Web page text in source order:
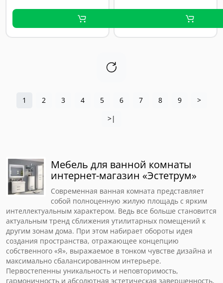
1 2 3 4 5 6 7 8 9
>
>|
Мебель для ванной комнаты
интернет-магазин «Эстетрум»
Современная ванная комната представляет
собой полноценную жилую площадь с ярким
интеллектуальным характером. Ведь все больше становится
актуальным тренд сближения утилитарных помещений к
другим зонам дома. При этом набирает обороты идея
создания пространства, отражающее концепцию
собственного «Я», выражаемое в тонком чувстве дизайна и
максимально сбалансированном интерьере.
Первостепенны уникальность и неповторимость,
гармоничность и абсолютная эстетическая завершенность,